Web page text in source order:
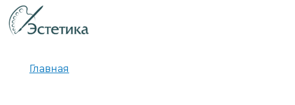
Перейти
к
содержимому
Главная